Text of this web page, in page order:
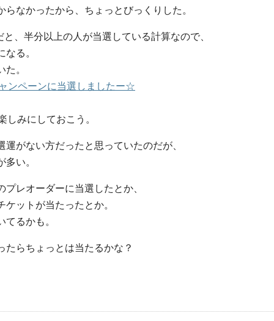
なかったから、ちょっとびっくりした。
、半分以上の人が当選している計算なので、
る。
。
ンペーンに当選しましたー☆
しみにしておこう。
がない方だったと思っていたのだが、
い。
レオーダーに当選したとか、
ットが当たったとか。
るかも。
たらちょっとは当たるかな？